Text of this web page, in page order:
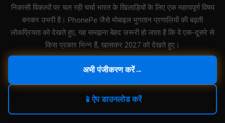
निकासी विकल्पों पर चल रही चर्चा भारत के खिलाड़ियों के लिए एक महत्वपूर्ण विषय
बनकर उभरी है। PhonePe जैसे मोबाइल भुगतान प्रणालियों की बढ़ती
लोकप्रियता को देखते हुए, यह समझना बेहद ज़रूरी हो जाता है कि वे एक-दूसरे से
किस प्रकार भिन्न हैं, खासकर 2027 को देखते हुए।
अभी पंजीकरण करें→
📱ऐप डाउनलोड करें